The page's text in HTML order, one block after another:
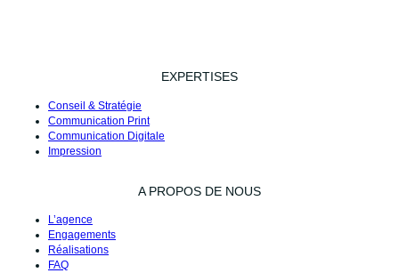
EXPERTISES
Conseil & Stratégie
Communication Print
Communication Digitale
Impression
A PROPOS DE NOUS
L’agence
Engagements
Réalisations
FAQ